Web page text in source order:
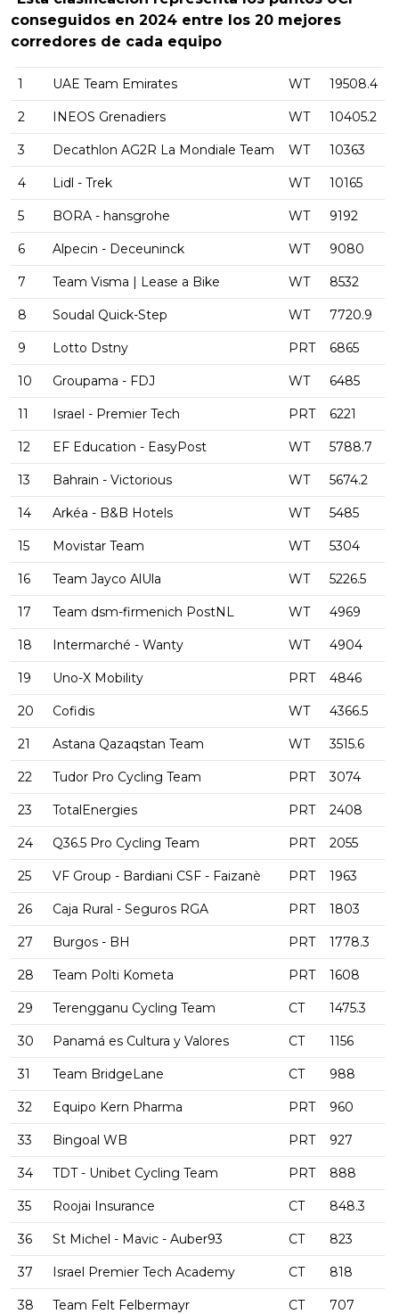
conseguidos en 2024 entre los 20 mejores
corredores de cada equipo
1 UAE Team Emirates WT 19508.4
2 INEOS Grenadiers WT 10405.2
3 Decathlon AG2R La Mondiale Team WT 10363
4 Lidl - Trek WT 10165
5 BORA - hansgrohe WT 9192
6 Alpecin - Deceuninck WT 9080
7 Team Visma | Lease a Bike WT 8532
8 Soudal Quick-Step WT 7720.9
9 Lotto Dstny PRT 6865
10 Groupama - FDJ WT 6485
11 Israel - Premier Tech PRT 6221
12 EF Education - EasyPost WT 5788.7
13 Bahrain - Victorious WT 5674.2
14 Arkéa - B&B Hotels WT 5485
15 Movistar Team WT 5304
16 Team Jayco AlUla WT 5226.5
17 Team dsm-firmenich PostNL WT 4969
18 Intermarché - Wanty WT 4904
19 Uno-X Mobility PRT 4846
20 Cofidis WT 4366.5
21 Astana Qazaqstan Team WT 3515.6
22 Tudor Pro Cycling Team PRT 3074
23 TotalEnergies PRT 2408
24 Q36.5 Pro Cycling Team PRT 2055
25 VF Group - Bardiani CSF - Faizanè PRT 1963
26 Caja Rural - Seguros RGA PRT 1803
27 Burgos - BH PRT 1778.3
28 Team Polti Kometa PRT 1608
29 Terengganu Cycling Team CT 1475.3
30 Panamá es Cultura y Valores CT 1156
31 Team BridgeLane CT 988
32 Equipo Kern Pharma PRT 960
33 Bingoal WB PRT 927
34 TDT - Unibet Cycling Team PRT 888
35 Roojai Insurance CT 848.3
36 St Michel - Mavic - Auber93 CT 823
37 Israel Premier Tech Academy CT 818
38 Team Felt Felbermayr CT 707